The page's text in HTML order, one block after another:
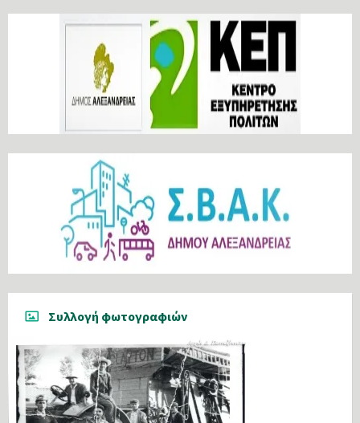
Συλλογή φωτογραφιών